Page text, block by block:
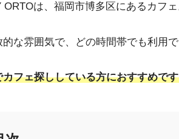
ORTOは、福岡市博多区にあるカフェ
な雰囲気で、どの時間帯でも利用で
フェ探ししている方におすすめで